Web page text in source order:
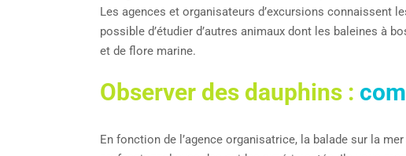
Les agences et organisateurs d’excursions connaissent
possible d’étudier d’autres animaux dont les baleines à
et de flore marine.
Observer des dauphins :
En fonction de l’agence organisatrice, la balade sur la